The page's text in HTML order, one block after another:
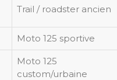
Trail / roadster ancien
Moto 125 sportive
Moto 125
custom/urbaine